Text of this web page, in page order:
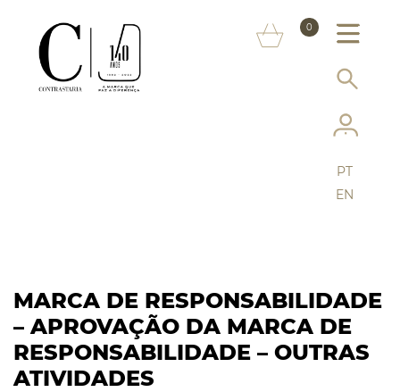
0
INFORMAÇÃO AO CONSUMIDOR
SERVIÇOS
MAIS CONTRASTARIA
PT
EN
MARCA DE RESPONSABILIDADE
– APROVAÇÃO DA MARCA DE
RESPONSABILIDADE – OUTRAS
ATIVIDADES